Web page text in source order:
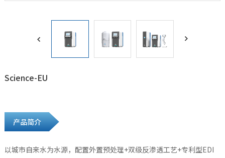
 
Science-EU
产品简介
以城市自来水为水源，配置外置预处理+双级反渗透工艺+专利型EDI